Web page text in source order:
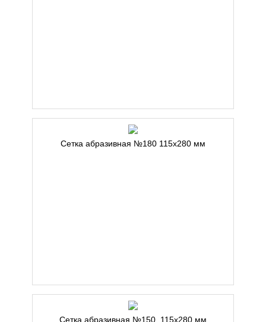
Сетка абразивная №180 115х280 мм
Сетка абразивная №150, 115х280 мм